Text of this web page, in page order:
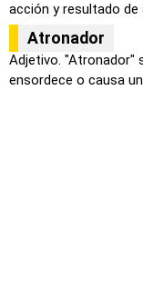
acción y resultado de
Atronador
Adjetivo. "Atronador"
ensordece o causa un